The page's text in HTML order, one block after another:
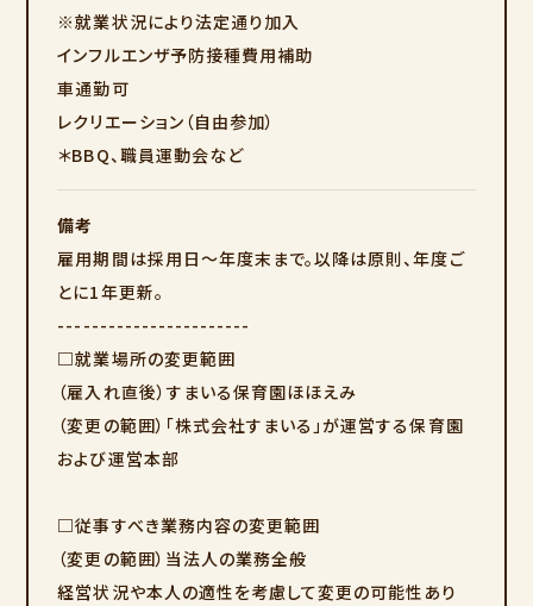
※就業状況により法定通り加入
インフルエンザ予防接種費用補助
車通勤可
レクリエーション（自由参加）
＊BBQ、職員運動会など
備考
雇用期間は採用日～年度末まで。以降は原則、年度ご
とに1年更新。
-----------------------
□就業場所の変更範囲
（雇入れ直後）すまいる保育園ほほえみ
（変更の範囲）「株式会社すまいる」が運営する保育園
および運営本部
□従事すべき業務内容の変更範囲
（変更の範囲）当法人の業務全般
経営状況や本人の適性を考慮して変更の可能性あり